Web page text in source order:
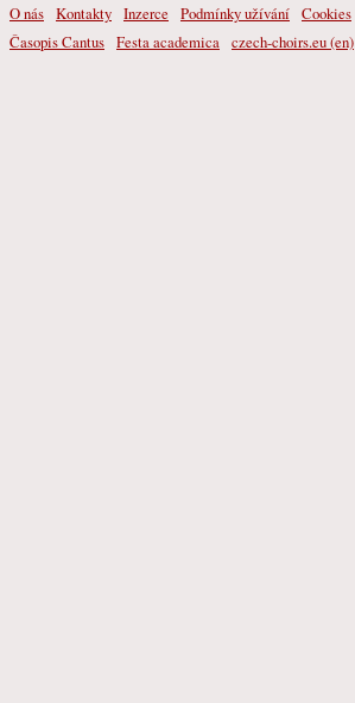
O nás Kontakty Inzerce Podmínky užívání Cookies
Časopis Cantus Festa academica czech-choirs.eu (en)